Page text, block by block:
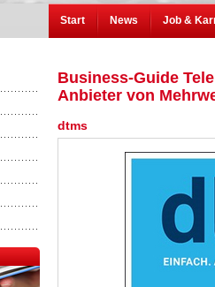
Start News Job &
Business-Guide
Anbieter von
dtms